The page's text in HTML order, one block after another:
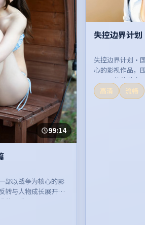
99:14
部以战争为核心的影
转与人物成长展开，
观看。
失控边界计
失控边界计划·
心的影视作品，
展开，整体节奏
高清
流畅